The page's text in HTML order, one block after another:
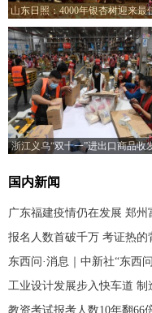
山东日照：4000年银杏树迎来最
期
浙江义乌“双十一”进出口商品收
国内新闻
广东福建疫情仍在发展 郑
报名人数首破千万 考证热的
东西问·消息｜中新社“东西
工业设计发展步入快车道
教资考试报考人数10年翻66